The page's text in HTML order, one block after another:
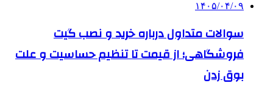
۱۴۰۵/۰۴/۰۹
سوالات متداول درباره خرید و نصب گیت
فروشگاهی؛ از قیمت تا تنظیم حساسیت و علت
بوق زدن